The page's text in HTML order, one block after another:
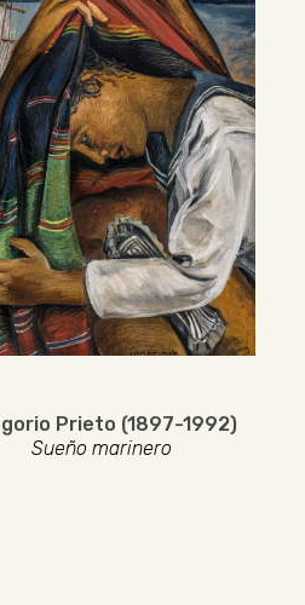
Prieto (1897-1992)
Sueño marinero